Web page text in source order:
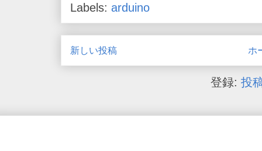
Labels: arduino
新しい投稿 ホ
登録:投